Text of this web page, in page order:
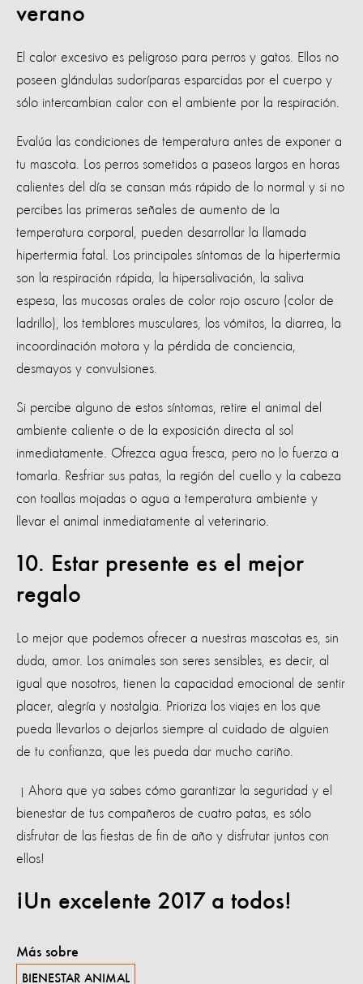
verano
El calor excesivo es peligroso para perros y gatos. Ellos no
poseen glándulas sudoríparas esparcidas por el cuerpo y
sólo intercambian calor con el ambiente por la respiración.
Evalúa las condiciones de temperatura antes de exponer a
tu mascota. Los perros sometidos a paseos largos en horas
calientes del día se cansan más rápido de lo normal y si no
percibes las primeras señales de aumento de la
temperatura corporal, pueden desarrollar la llamada
hipertermia fatal. Los principales síntomas de la hipertermia
son la respiración rápida, la hipersalivación, la saliva
espesa, las mucosas orales de color rojo oscuro (color de
ladrillo), los temblores musculares, los vómitos, la diarrea, la
incoordinación motora y la pérdida de conciencia,
desmayos y convulsiones.
Si percibe alguno de estos síntomas, retire el animal del
ambiente caliente o de la exposición directa al sol
inmediatamente. Ofrezca agua fresca, pero no lo fuerza a
tomarla. Resfriar sus patas, la región del cuello y la cabeza
con toallas mojadas o agua a temperatura ambiente y
llevar el animal inmediatamente al veterinario.
10. Estar presente es el mejor
regalo
Lo mejor que podemos ofrecer a nuestras mascotas es, sin
duda, amor. Los animales son seres sensibles, es decir, al
igual que nosotros, tienen la capacidad emocional de sentir
placer, alegría y nostalgia. Prioriza los viajes en los que
pueda llevarlos o dejarlos siempre al cuidado de alguien
de tu confianza, que les pueda dar mucho cariño.
¡ Ahora que ya sabes cómo garantizar la seguridad y el
bienestar de tus compañeros de cuatro patas, es sólo
disfrutar de las fiestas de fin de año y disfrutar juntos con
ellos!
¡Un excelente 2017 a todos!
Más sobre
BIENESTAR ANIMAL